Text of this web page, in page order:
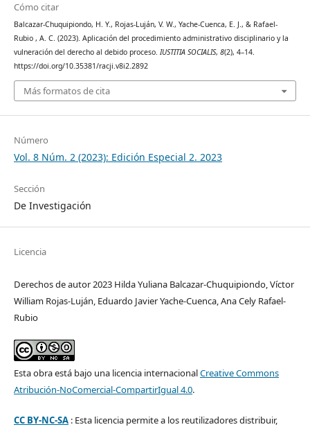
Cómo citar
Balcazar-Chuquipiondo, H. Y., Rojas-Luján, V. W., Yache-Cuenca, E. J., & Rafael-
Rubio , A. C. (2023). Aplicación del procedimiento administrativo disciplinario y la
vulneración del derecho al debido proceso. IUSTITIA SOCIALIS, 8(2), 4–14.
https://doi.org/10.35381/racji.v8i2.2892
Más formatos de cita
Número
Vol. 8 Núm. 2 (2023): Edición Especial 2. 2023
Sección
De Investigación
Licencia
Derechos de autor 2023 Hilda Yuliana Balcazar-Chuquipiondo, Víctor
William Rojas-Luján, Eduardo Javier Yache-Cuenca, Ana Cely Rafael-
Rubio
Esta obra está bajo una licencia internacionalCreative Commons
Atribución-NoComercial-CompartirIgual 4.0.
CC BY-NC-SA: Esta licencia permite a los reutilizadores distribuir,